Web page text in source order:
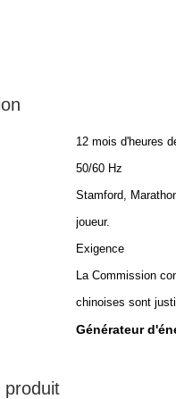
12 mois d'heures
50/60 Hz
Stamford,
joueur.
Exigence
La Commission
chinoises sont
Générateur
produit